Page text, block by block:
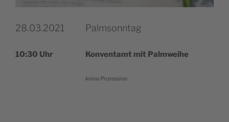
28.03.2021 Palmsonntag
10:30 Uhr Kon­vent­amt mit Palmweihe
kei­ne Prozession